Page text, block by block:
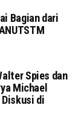
Bagian dari
Spies dan
Michael
Diskusi di